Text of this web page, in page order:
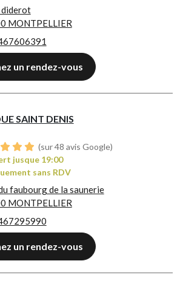
diderot
MONTPELLIER
un rendez-vous
SAINT DENIS
(sur 48 avis Google)
jusque 19:00
sans RDV
faubourg de la saunerie
MONTPELLIER
un rendez-vous